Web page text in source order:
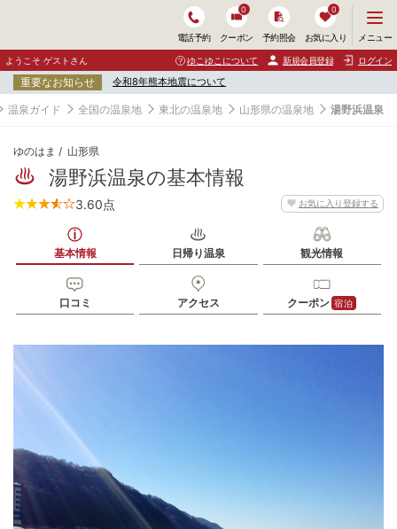
電話予約 クーポン
0
予約照会 お気に入り
0
ニ
ュ
ー
開
く
メニュー
ようこそ ゲストさん ゆこゆこについて 新規会員登録 ログイン
重要なお知らせ 令和8年熊本地震について
温泉ガイド 全国の温泉地 東北の温泉地 山形県の温泉地 湯野浜温泉
ゆのはま 山形県
湯野浜温泉の基本情報
お気に入り登録する
3.60点
基本情報 日帰り温泉 観光情報
口コミ アクセス クーポン 宿泊